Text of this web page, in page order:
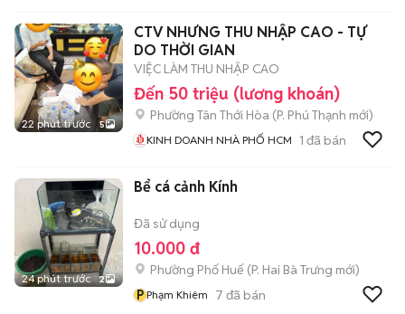
22 phút trước 5
CTV NHƯNG THU NHẬP CAO - TỰ
DO THỜI GIAN
VIỆC LÀM THU NHẬP CAO
Đến 50 triệu (lương khoán)
Phường Tân Thới Hòa (P. Phú Thạnh mới)
KINH DOANH NHÀ PHỐ HCM 1 đã bán
24 phút trước 2
Bể cá cảnh Kính
Đã sử dụng
10.000 đ
Phường Phố Huế (P. Hai Bà Trưng mới)
P Phạm Khiêm 7 đã bán